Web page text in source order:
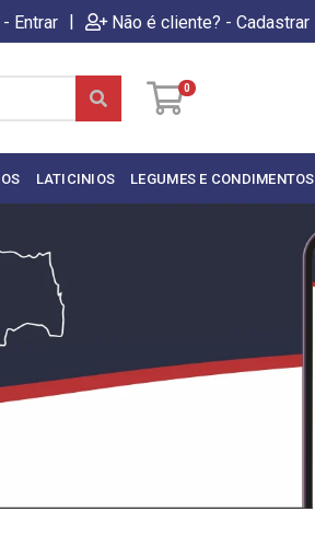
Entrar | Não é cliente? - Cadastrar
0
LATICINIOS LEGUMES E CONDIMENTOS